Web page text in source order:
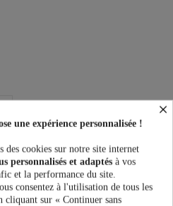
est offerte !
des tailles
×
une expérience personnalisée !
des cookies sur notre site internet
personnalisés et adaptés à vos
et la performance du site.
consentez à l'utilisation de tous les
cliquant sur « Continuer sans